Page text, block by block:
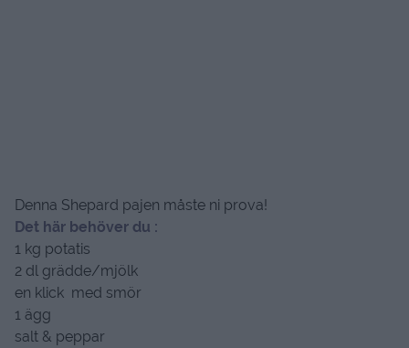
Denna Shepard pajen måste ni prova!
Det här behöver du :
1 kg potatis
2 dl grädde/mjölk
en klick med smör
1 ägg
salt & peppar